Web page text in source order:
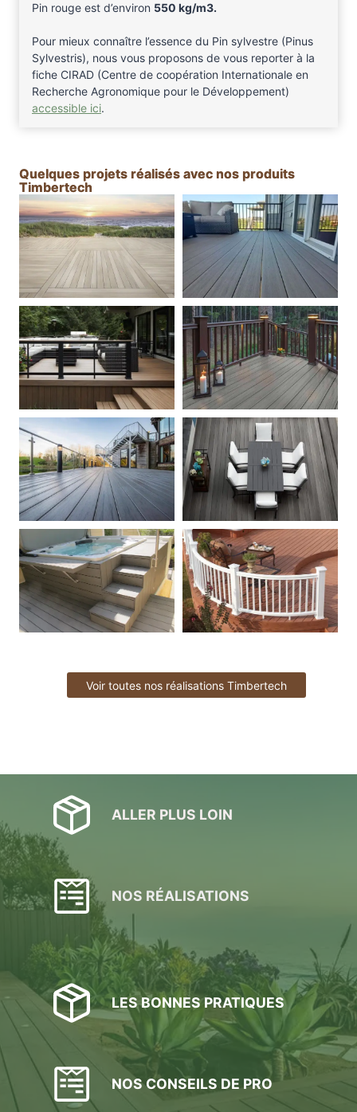
Pin rouge est d’environ 550 kg/m3.
Pour mieux connaître l’essence du Pin sylvestre (Pinus
Sylvestris), nous vous proposons de vous reporter à la
fiche CIRAD (Centre de coopération Internationale en
Recherche Agronomique pour le Développement)
accessible ici.
Quelques projets réalisés avec nos produits
Timbertech
Voir toutes nos réalisations Timbertech
ALLER PLUS LOIN
NOS RÉALISATIONS
LES BONNES PRATIQUES
NOS CONSEILS DE PRO